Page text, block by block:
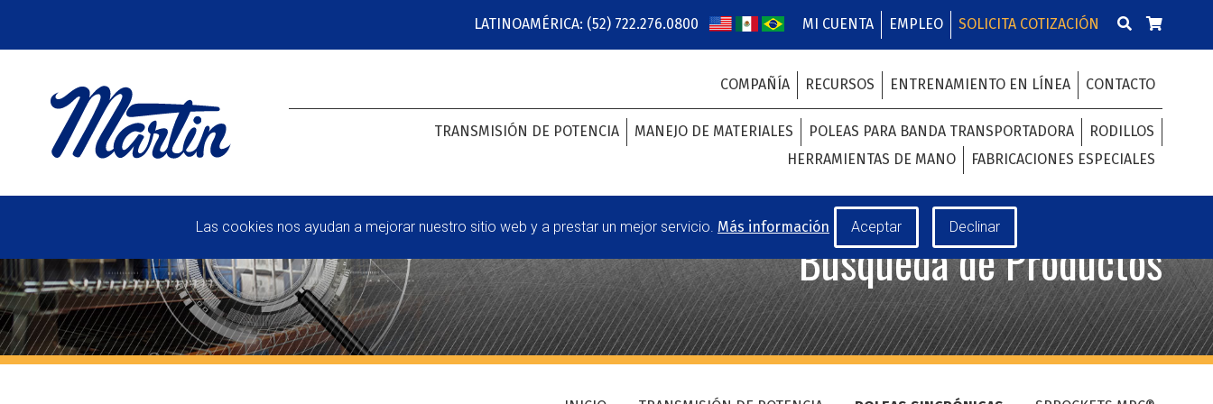
LATINOAMÉRICA: (52) 722.276.0800 MI CUENTA EMPLEO SOLICITA COTIZACIÓN
COMPAÑÍA RECURSOS ENTRENAMIENTO EN LÍNEA CONTACTO
TRANSMISIÓN DE POTENCIA MANEJO DE MATERIALES POLEAS PARA BANDA TRANSPORTADORA
RODILLOS
HERRAMIENTAS DE MANO
FABRICACIONES ESPECIALES
Las cookies nos ayudan a mejorar nuestro sitio web y a prestar un mejor servicio. Más información
Búsqueda de Productos